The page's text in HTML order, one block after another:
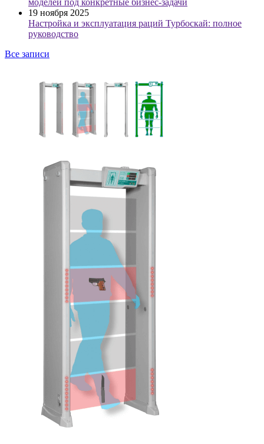
моделей под конкретные бизнес-задачи
19 ноября 2025
Настройка и эксплуатация раций Турбоскай: полное
руководство
Все записи